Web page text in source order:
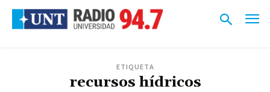
ETIQUETA
recursos hídricos